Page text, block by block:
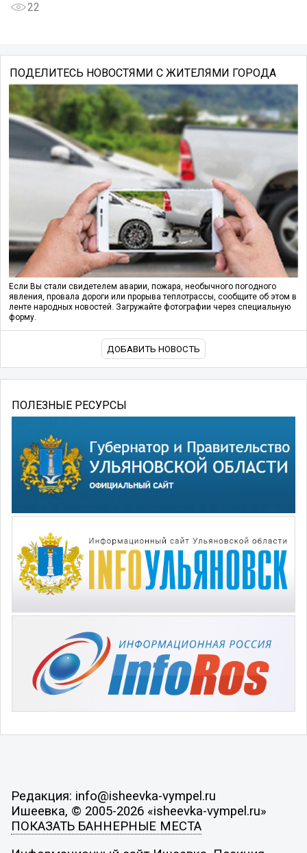
22
ПОДЕЛИТЕСЬ НОВОСТЯМИ С ЖИТЕЛЯМИ ГОРОДА
Если Вы стали свидетелем аварии, пожара, необычного погодного
явления, провала дороги или прорыва теплотрассы, сообщите об этом в
ленте народных новостей. Загружайте фотографии через специальную
форму.
ДОБАВИТЬ НОВОСТЬ
ПОЛЕЗНЫЕ РЕСУРСЫ
Редакция: info@isheevka-vympel.ru
Ишеевка, © 2005-2026 «isheevka-vympel.ru»
ПОКАЗАТЬ БАННЕРНЫЕ МЕСТА